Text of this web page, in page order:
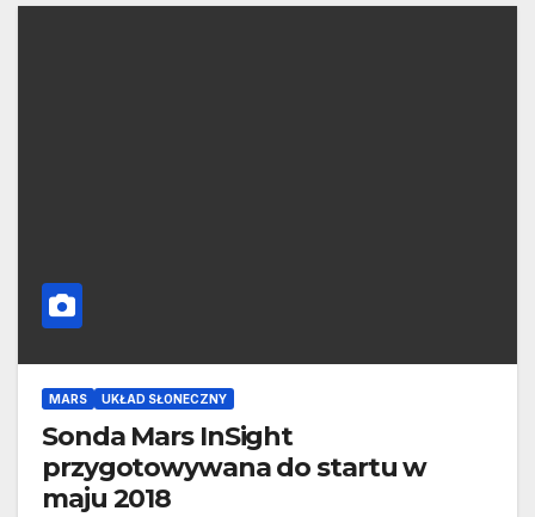
MARS UKŁAD SŁONECZNY
Sonda Mars InSight
przygotowywana do startu w
maju 2018